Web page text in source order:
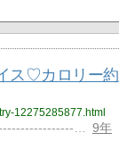
ス♡カロリー約
12275285877.html
…
9年